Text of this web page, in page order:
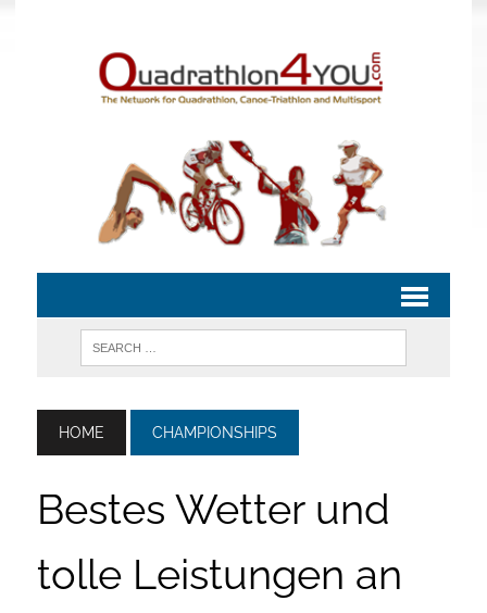
HOME CHAMPIONSHIPS
Bestes Wetter und
tolle Leistungen an